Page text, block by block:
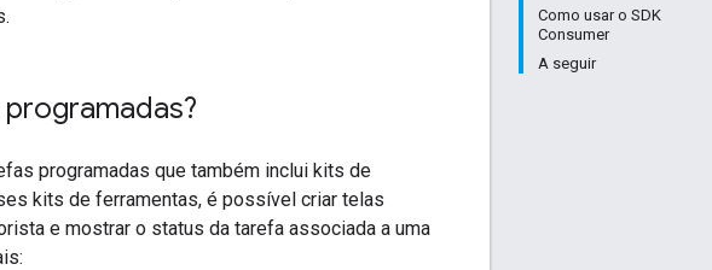
Como usar o SDK
Consumer
A seguir
programadas que também inclui kits de
kits de ferramentas, é possível criar telas
e mostrar o status da tarefa associada a uma